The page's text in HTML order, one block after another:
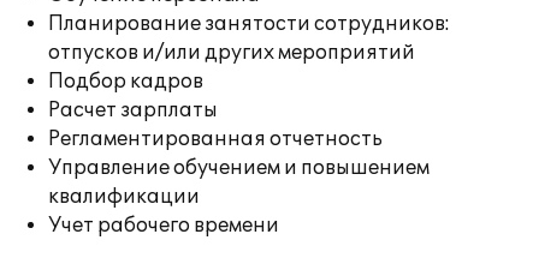
Планирование занятости сотрудников:
отпусков и/или других мероприятий
Подбор кадров
Расчет зарплаты
Регламентированная отчетность
Управление обучением и повышением
квалификации
Учет рабочего времени